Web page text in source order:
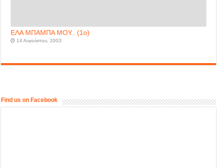
ΕΛΑ ΜΠΑΜΠΑ ΜΟΥ.. (1ο)
14 Αυγούστου, 2003
Find us on Facebook